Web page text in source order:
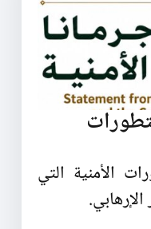
الأمنية التي